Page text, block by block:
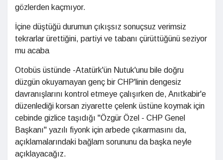
gözlerden kaçmıyor.
İçine düştüğü durumun çıkışsız sonuçsuz verimsiz
tekrarlar ürettiğini, partiyi ve tabanı çürüttüğünü seziyor
mu acaba
Otobüs üstünde -Atatürk'ün Nutuk'unu bile doğru
düzgün okuyamayan genç bir CHP'linin dengesiz
davranışlarını kontrol etmeye çalışırken de, Anıtkabir'e
düzenlediği korsan ziyarette çelenk üstüne koymak için
cebinde gizlice taşıdığı "Özgür Özel - CHP Genel
Başkanı" yazılı fiyonk için arbede çıkarmasını da,
açıklamalarındaki bağlam sorununu da başka neyle
açıklayacağız.